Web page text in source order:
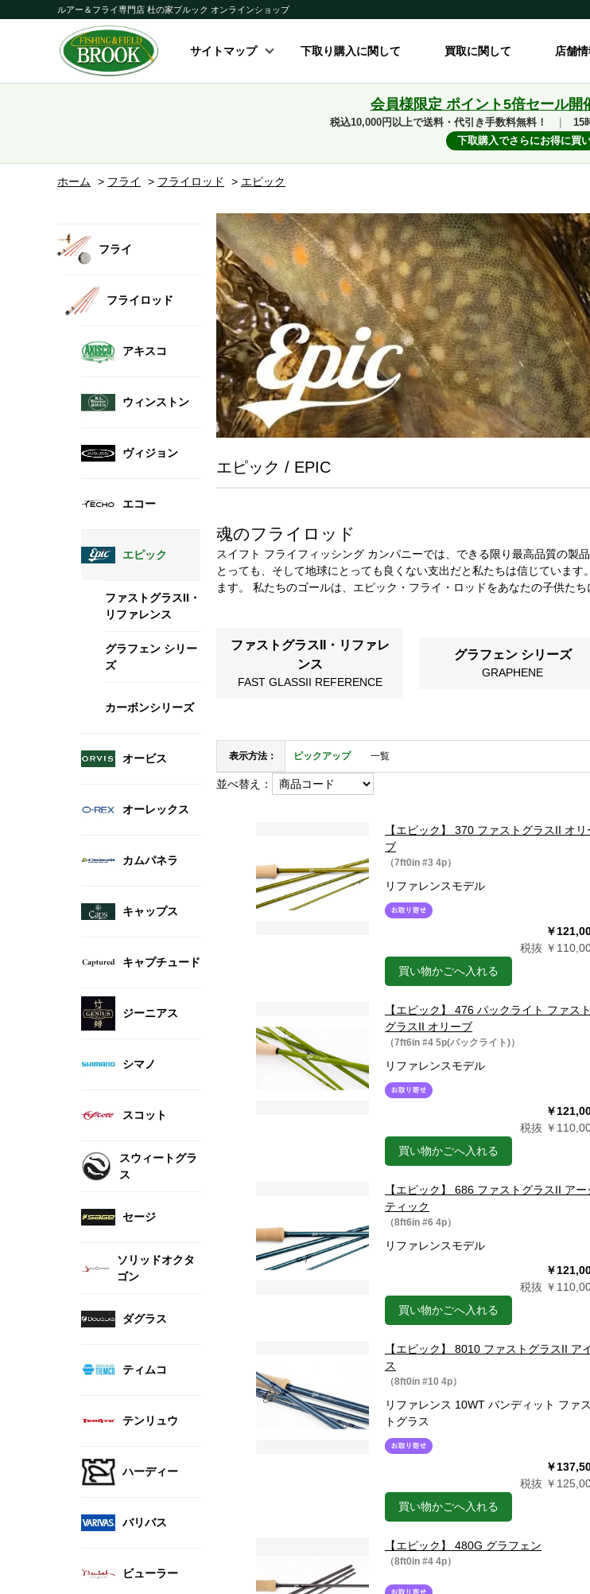
ルアー＆フライ専門店 杜の家ブルック オンラインショップ
サイトマップ 下取り購入に関して 買取に関して 店舗
会員様限定 ポイント5倍セール開
税込10,000円以上で送料・代引き手数料無料！
15
下取購入でさらにお得に買
ホーム > フライ > フライロッド > エピック
フライ
フライロッド
アキスコ
ウィンストン
ヴィジョン
エコー
エピック
ファストグラスII・
リファレンス
グラフェン シリー
ズ
カーボンシリーズ
オービス
オーレックス
カムパネラ
キャップス
キャプチュード
ジーニアス
シマノ
スコット
スウィートグラ
ス
セージ
ソリッドオクタ
ゴン
ダグラス
ティムコ
テンリュウ
ハーディー
バリバス
ビューラー
エピック / EPIC
魂のフライロッド
スイフト フライフィッシング カンパニーでは、できる限り最高品質の製
とっても、そして地球にとっても良くない支出だと私たちは信じていま
ます。 私たちのゴールは、エピック・フライ・ロッドをあなたの子供たち
ファストグラスII・リファレ
ンス
FAST GLASSII REFERENCE
グラフェン シリーズ
GRAPHENE
表示方法： ピックアップ 一覧
並べ替え：
【エピック】 370 ファストグラスII オリ
ブ
（7ft0in #3 4p）
リファレンスモデル
￥
税抜 ￥
買い物かごへ入れる
【エピック】 476 パックライト ファスト
グラスII オリーブ
（7ft6in #4 5p(パックライト)）
リファレンスモデル
￥
税抜 ￥
買い物かごへ入れる
【エピック】 686 ファストグラスII アー
ティック
（8ft6in #6 4p）
リファレンスモデル
￥
税抜 ￥
買い物かごへ入れる
【エピック】 8010 ファストグラスII ア
ス
（8ft0in #10 4p）
リファレンス 10WT バンディット ファス
トグラス
￥
税抜 ￥
買い物かごへ入れる
【エピック】 480G グラフェン
（8ft0in #4 4p）